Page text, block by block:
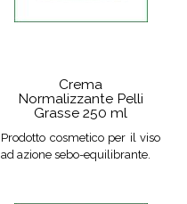
Crema
Normalizzante Pelli
Grasse 250 ml
Prodotto cosmetico per il viso
ad azione sebo-equilibrante.